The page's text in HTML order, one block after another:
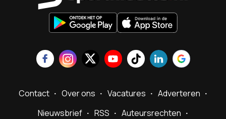
Contact Over ons Vacatures
Adverteren
Nieuwsbrief
RSS
Auteursrechten